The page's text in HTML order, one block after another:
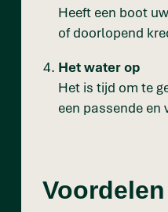
Heeft een boot
of doorlopend
Het water op
Het is tijd om te
een passende